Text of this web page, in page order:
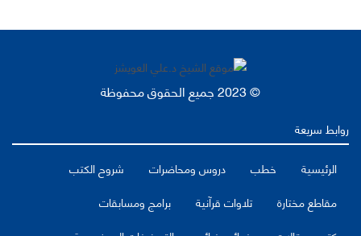
© 2023 جميع الحقوق محفوظة
روابط سريعة
الرئيسية
خطب دروس ومحاضرات
شروح الكتب
مقاطع مختارة
تلاوات قرآنية
برامج ومسابقات